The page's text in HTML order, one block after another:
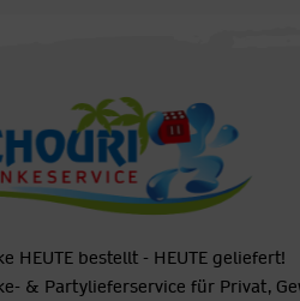
HEUTE bestellt - HEUTE geliefert!
& Partylieferservice für Privat,